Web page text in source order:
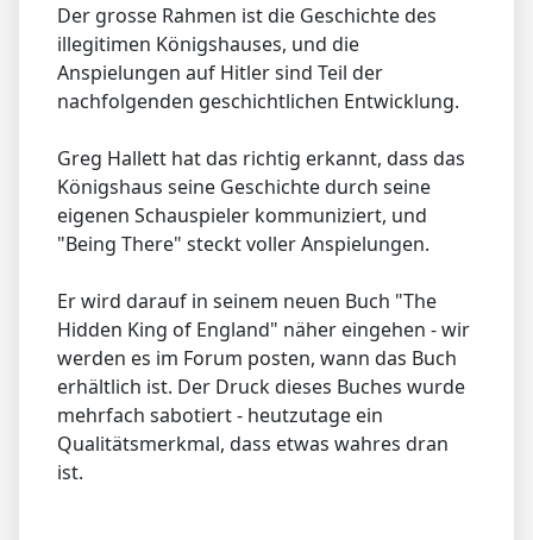
Der grosse Rahmen ist die Geschichte des
illegitimen Königshauses, und die
Anspielungen auf Hitler sind Teil der
nachfolgenden geschichtlichen Entwicklung.
Greg Hallett hat das richtig erkannt, dass das
Königshaus seine Geschichte durch seine
eigenen Schauspieler kommuniziert, und
"Being There" steckt voller Anspielungen.
Er wird darauf in seinem neuen Buch "The
Hidden King of England" näher eingehen - wir
werden es im Forum posten, wann das Buch
erhältlich ist. Der Druck dieses Buches wurde
mehrfach sabotiert - heutzutage ein
Qualitätsmerkmal, dass etwas wahres dran
ist.